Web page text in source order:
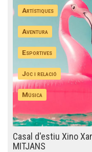
Artístiques
Aventura
Esportives
Joc i relació
Música
Casal d'estiu Xino
MITJANS